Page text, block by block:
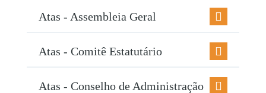
Atas - Assembleia Geral
Atas - Comitê Estatutário
Atas - Conselho de Administração